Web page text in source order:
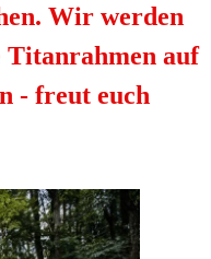
Wir werden
Titanrahmen auf
- freut euch